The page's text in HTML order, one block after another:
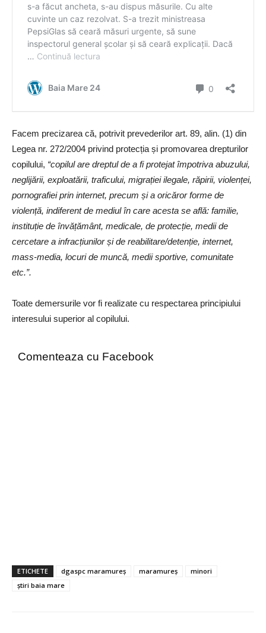
Facem precizarea că, potrivit prevederilor art. 89, alin. (1) din
Legea nr. 272/2004 privind protecția și promovarea drepturilor
copilului, “copilul are dreptul de a fi protejatîmpotriva abuzului,
neglijării, exploatării, traficului, migrației ilegale, răpirii, violenței,
pornografiei prin internet, precum și a oricăror forme de
violență, indiferent de mediul în care acesta se află: familie,
instituție de învățământ, medicale, de protecție, medii de
cercetare a infracțiunilor și de reabilitare/detenție, internet,
mass-media, locuri de muncă, medii sportive, comunitate
etc.”.
Toate demersurile vor fi realizate cu respectarea principiului
interesului superior al copilului.
Comenteaza cu Facebook
ETICHETE dgaspc maramureș maramureș
minori
știri baia mare